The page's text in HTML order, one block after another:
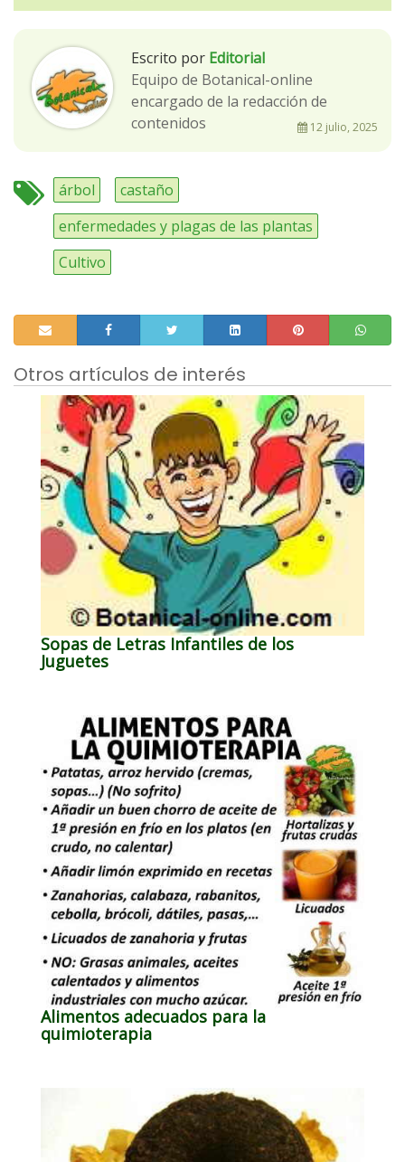
Escrito por Editorial
Equipo de Botanical-online
encargado de la redacción de
contenidos
12 julio, 2025
árbol
castaño
enfermedades y plagas de las plantas
Cultivo
Otros artículos de interés
Sopas de Letras Infantiles de los
Juguetes
Alimentos adecuados para la
quimioterapia